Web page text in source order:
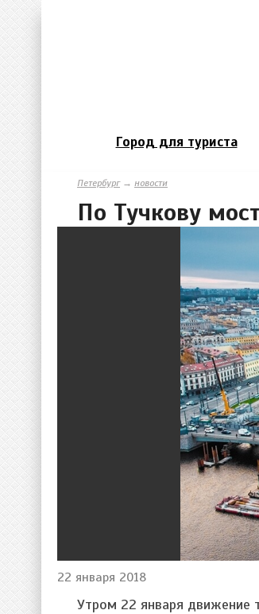
Город для туриста
Петербург→ новости
По Тучкову
22 января 2018
Утром 22 января движение